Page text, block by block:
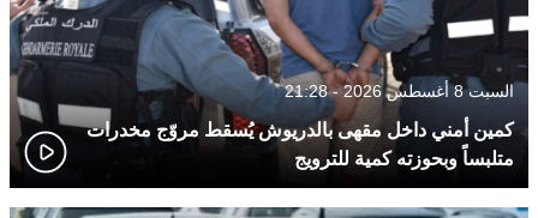
السبت 8 أغسطس 2026 - 21:28
كمين أمني داخل مقهى بالدريوش يُسقط مروّج مخدرات
متلبساً وبحوزته كمية للترويج